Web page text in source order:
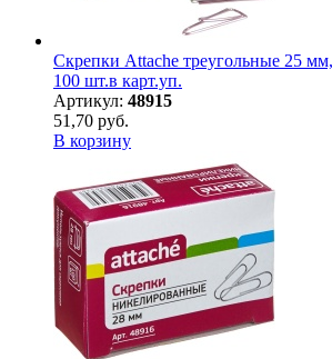
Скрепки Attache треугольные 25
100 шт.в карт.уп.
Артикул: 48915
51,70 руб.
В корзину